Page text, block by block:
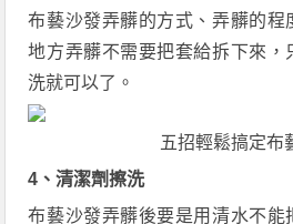
布藝沙發弄髒的方式、弄髒的程
地方弄髒不需要把套給拆下來，
洗就可以了。
五招輕鬆搞定布
4、清潔劑擦洗
布藝沙發弄髒後要是用清水不能